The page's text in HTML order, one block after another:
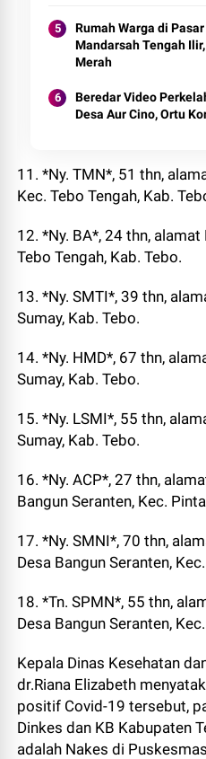
Rumah Warga di
Mandarsah Tengah
Merah
Beredar Video
Desa Aur Cino, Ortu
11. *Ny. TMN*, 51 thn,
Kec. Tebo Tengah, Kab.
12. *Ny. BA*, 24 thn, alamat
Tebo Tengah, Kab. Tebo.
13. *Ny. SMTI*, 39 thn,
Sumay, Kab. Tebo.
14. *Ny. HMD*, 67 thn,
Sumay, Kab. Tebo.
15. *Ny. LSMI*, 55 thn,
Sumay, Kab. Tebo.
16. *Ny. ACP*, 27 thn,
Bangun Seranten, Kec.
17. *Ny. SMNI*, 70 thn,
Desa Bangun Seranten,
18. *Tn. SPMN*, 55 thn,
Desa Bangun Seranten,
Kepala Dinas Kesehatan
dr.Riana Elizabeth
positif Covid-19 tersebut,
Dinkes dan KB Kabupaten
adalah Nakes di